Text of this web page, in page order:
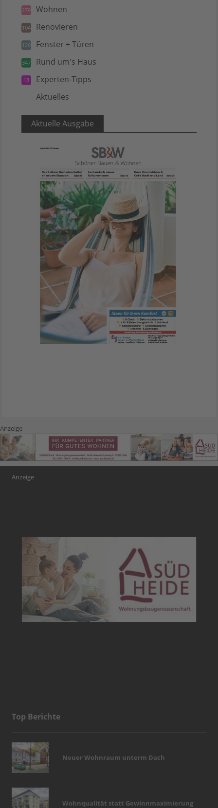
279 Wohnen
104 Renovieren
120 Fenster + Türen
347 Rund um's Haus
18 Experten-Tipps
Aktuelles
Aktuelle Ausgabe
Anzeige
Anzeige
Top Berichte
Neuer Wohnraum unterm Dach
Wohnqualität statt Gewinnmaximierung